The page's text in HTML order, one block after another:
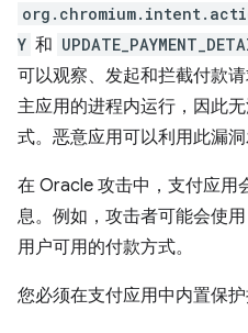
Y 和
可以观察、发起和拦截付款
主应用的进程内运行，因此
式。恶意应用可以利用此漏
在 Oracle 攻击中，支付应用
息。例如，攻击者可能会使用
用户可用的付款方式。
您必须在支付应用中内置保